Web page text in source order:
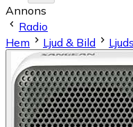
Annons
Radio
Hem
Ljud & Bild